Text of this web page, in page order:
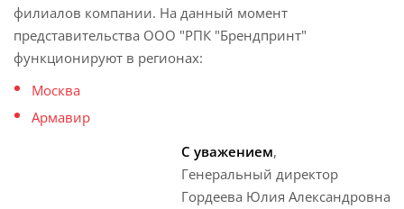
филиалов компании. На данный момент
представительства ООО "РПК "Брендпринт"
функционируют в регионах:
Москва
Армавир
С уважением,
Генеральный директор
Гордеева Юлия Александровна